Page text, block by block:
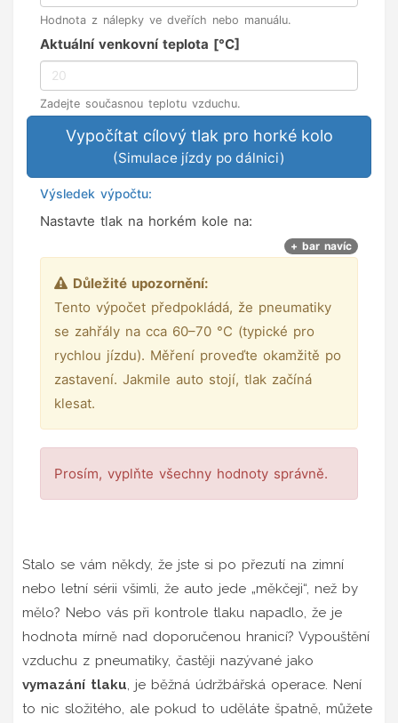
Hodnota z nálepky ve dveřích nebo manuálu.
Aktuální venkovní teplota [°C]
Zadejte současnou teplotu vzduchu.
Vypočítat cílový tlak pro horké kolo
(Simulace jízdy po dálnici)
Výsledek výpočtu:
Nastavte tlak na horkém kole na:
+ bar navíc
Důležité upozornění:
Tento výpočet předpokládá, že pneumatiky
se zahřály na cca 60–70 °C (typické pro
rychlou jízdu). Měření proveďte okamžitě po
zastavení. Jakmile auto stojí, tlak začíná
klesat.
Prosím, vyplňte všechny hodnoty správně.
Stalo se vám někdy, že jste si po přezutí na zimní
nebo letní sérii všimli, že auto jede „měkčeji“, než by
mělo? Nebo vás při kontrole tlaku napadlo, že je
hodnota mírně nad doporučenou hranicí? Vypouštění
vzduchu z pneumatiky, častěji nazývané jako
vymazání tlaku, je běžná údržbářská operace. Není
to nic složitého, ale pokud to uděláte špatně, můžete